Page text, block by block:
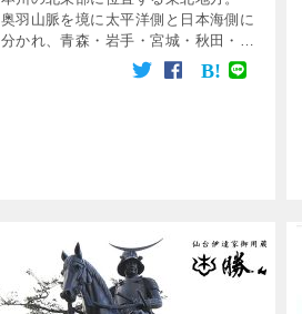
奥羽山脈を境に太平洋側と日本海側に
分かれ、青森・岩手・宮城・秋田・山
形・福島の6県からなります。 水田が
多く、日本の米の約4分の1を生産する